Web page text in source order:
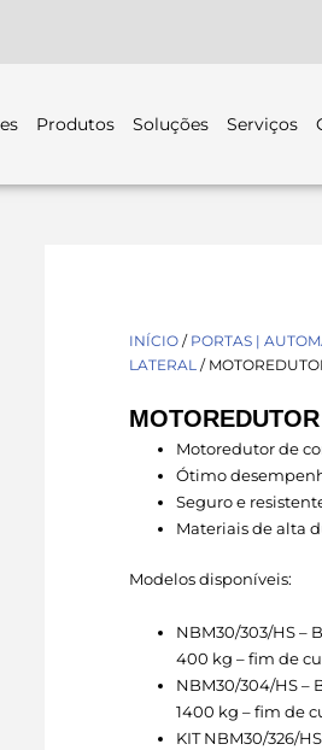
Produtos Soluções Serviços
INÍCIO / PORTAS |
LATERAL /
Motoredutor de
Ótimo
Seguro e
Materiais de alta
Modelos disponíveis:
NBM30/303/HS –
400 kg – fim de
NBM30/304/HS –
1400 kg – fim de
KIT NBM30/326/